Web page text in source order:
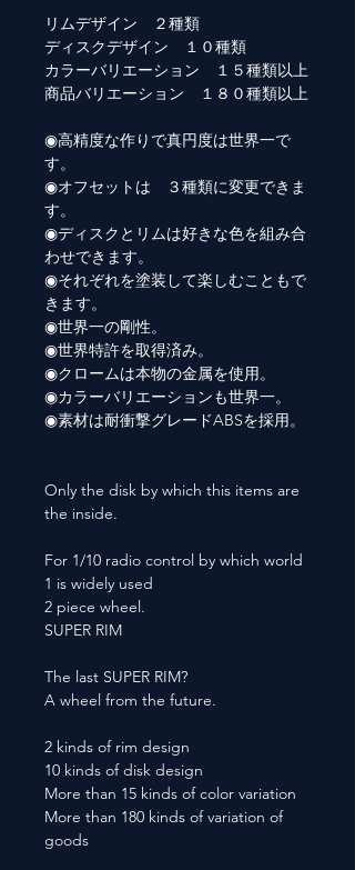
リムデザイン ２種類
ディスクデザイン １０種類
カラーバリエーション １５種類以上
商品バリエーション １８０種類以上
◉高精度な作りで真円度は世界一で
す。
◉オフセットは ３種類に変更できま
す。
◉ディスクとリムは好きな色を組み合
わせできます。
◉それぞれを塗装して楽しむこともで
きます。
◉世界一の剛性。
◉世界特許を取得済み。
◉クロームは本物の金属を使用。
◉カラーバリエーションも世界一。
◉素材は耐衝撃グレードABSを採用。
Only the disk by which this items are
the inside.
For 1/10 radio control by which world
1 is widely used
2 piece wheel.
SUPER RIM
The last SUPER RIM?
A wheel from the future.
2 kinds of rim design
10 kinds of disk design
More than 15 kinds of color variation
More than 180 kinds of variation of
goods